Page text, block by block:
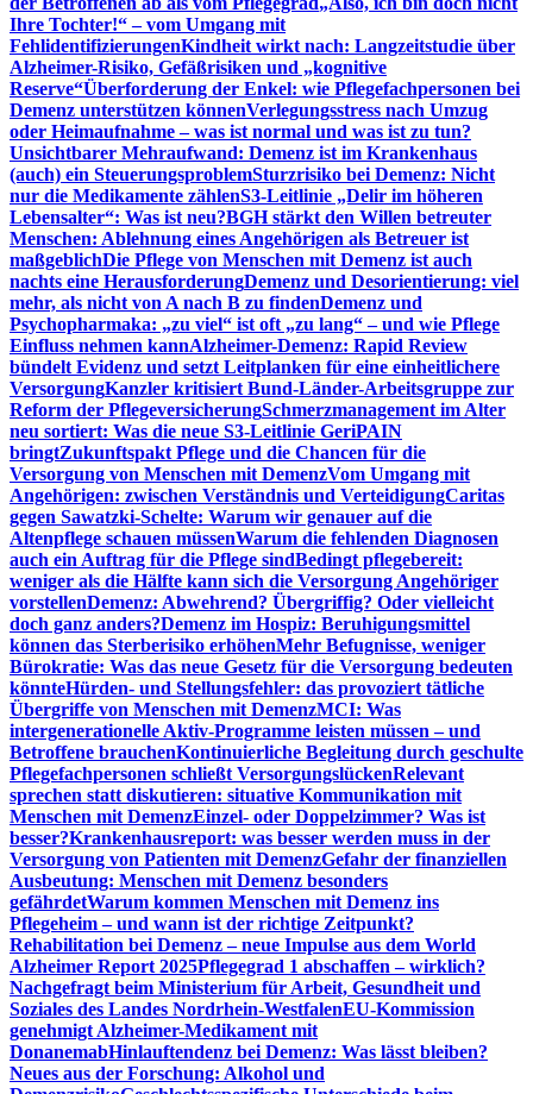
Ihre Tochter!“ – vom Umgang mit
FehlidentifizierungenKindheit wirkt nach: Langzeitstudie über
Alzheimer-Risiko, Gefäßrisiken und „kognitive
Reserve“Überforderung der Enkel: wie Pflegefachpersonen bei
Demenz unterstützen könnenVerlegungsstress nach Umzug
oder Heimaufnahme – was ist normal und was ist zu tun?
Unsichtbarer Mehraufwand: Demenz ist im Krankenhaus
(auch) ein SteuerungsproblemSturzrisiko bei Demenz: Nicht
nur die Medikamente zählenS3-Leitlinie „Delir im höheren
Lebensalter“: Was ist neu?BGH stärkt den Willen betreuter
Menschen: Ablehnung eines Angehörigen als Betreuer ist
maßgeblichDie Pflege von Menschen mit Demenz ist auch
nachts eine HerausforderungDemenz und Desorientierung: viel
mehr, als nicht von A nach B zu findenDemenz und
Psychopharmaka: „zu viel“ ist oft „zu lang“ – und wie Pflege
Einfluss nehmen kannAlzheimer-Demenz: Rapid Review
bündelt Evidenz und setzt Leitplanken für eine einheitlichere
VersorgungKanzler kritisiert Bund-Länder-Arbeitsgruppe zur
Reform der PflegeversicherungSchmerzmanagement im Alter
neu sortiert: Was die neue S3-Leitlinie GeriPAIN
bringtZukunftspakt Pflege und die Chancen für die
Versorgung von Menschen mit DemenzVom Umgang mit
Angehörigen: zwischen Verständnis und VerteidigungCaritas
gegen Sawatzki-Schelte: Warum wir genauer auf die
Altenpflege schauen müssenWarum die fehlenden Diagnosen
auch ein Auftrag für die Pflege sindBedingt pflegebereit:
weniger als die Hälfte kann sich die Versorgung Angehöriger
vorstellenDemenz: Abwehrend? Übergriffig? Oder vielleicht
doch ganz anders?Demenz im Hospiz: Beruhigungsmittel
können das Sterberisiko erhöhenMehr Befugnisse, weniger
Bürokratie: Was das neue Gesetz für die Versorgung bedeuten
könnteHürden- und Stellungsfehler: das provoziert tätliche
Übergriffe von Menschen mit DemenzMCI: Was
intergenerationelle Aktiv-Programme leisten müssen – und
Betroffene brauchenKontinuierliche Begleitung durch geschulte
Pflegefachpersonen schließt VersorgungslückenRelevant
sprechen statt diskutieren: situative Kommunikation mit
Menschen mit DemenzEinzel- oder Doppelzimmer? Was ist
besser?Krankenhausreport: was besser werden muss in der
Versorgung von Patienten mit DemenzGefahr der finanziellen
Ausbeutung: Menschen mit Demenz besonders
gefährdetWarum kommen Menschen mit Demenz ins
Pflegeheim – und wann ist der richtige Zeitpunkt?
Rehabilitation bei Demenz – neue Impulse aus dem World
Alzheimer Report 2025Pflegegrad 1 abschaffen – wirklich?
Nachgefragt beim Ministerium für Arbeit, Gesundheit und
Soziales des Landes Nordrhein-WestfalenEU-Kommission
genehmigt Alzheimer-Medikament mit
DonanemabHinlauftendenz bei Demenz: Was lässt bleiben?
Neues aus der Forschung: Alkohol und